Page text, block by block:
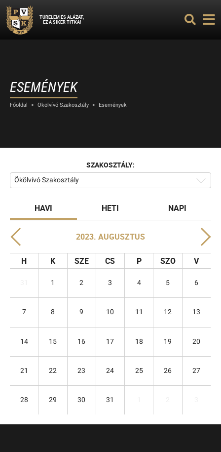
TÜRELEM ÉS ALÁZAT,
EZ A SIKER TITKA!
ESEMÉNYEK
Főoldal > Ökölvívó Szakosztály > Események
SZAKOSZTÁLY:
Ökölvívó Szakosztály
HAVI HETI NAPI
2023. AUGUSZTUS
H K SZE CS P SZO V
1 2 3 4 5 6
7 8 9 10 11 12 13
14 15 16 17 18 19 20
21 22 23 24 25 26 27
28 29 30 31